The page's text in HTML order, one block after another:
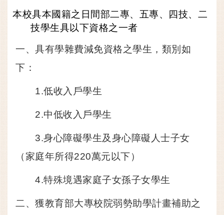
校具本國籍之日間部二專、五專、四技、二
技學生具以下資格之一者
一、具有學雜費減免資格之學生，類別如
下：
1.低收入戶學生
2.中低收入戶學生
3.身心障礙學生及身心障礙人士子女
（家庭年所得220萬元以下）
4.特殊境遇家庭子女孫子女學生
二、獲教育部大專校院弱勢助學計畫補助之